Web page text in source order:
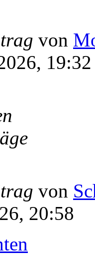
von
19:32
von
20:58